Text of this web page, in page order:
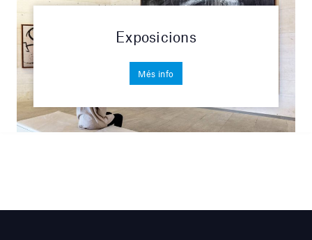
Exposicions
Més info